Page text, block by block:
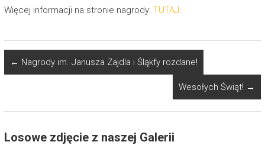
Więcej informacji na stronie nagrody: TUTAJ.
← Nagrody im. Janusza Zajdla i Śląkfy rozdane!
Wesołych Świąt! →
Losowe zdjęcie z naszej Galerii